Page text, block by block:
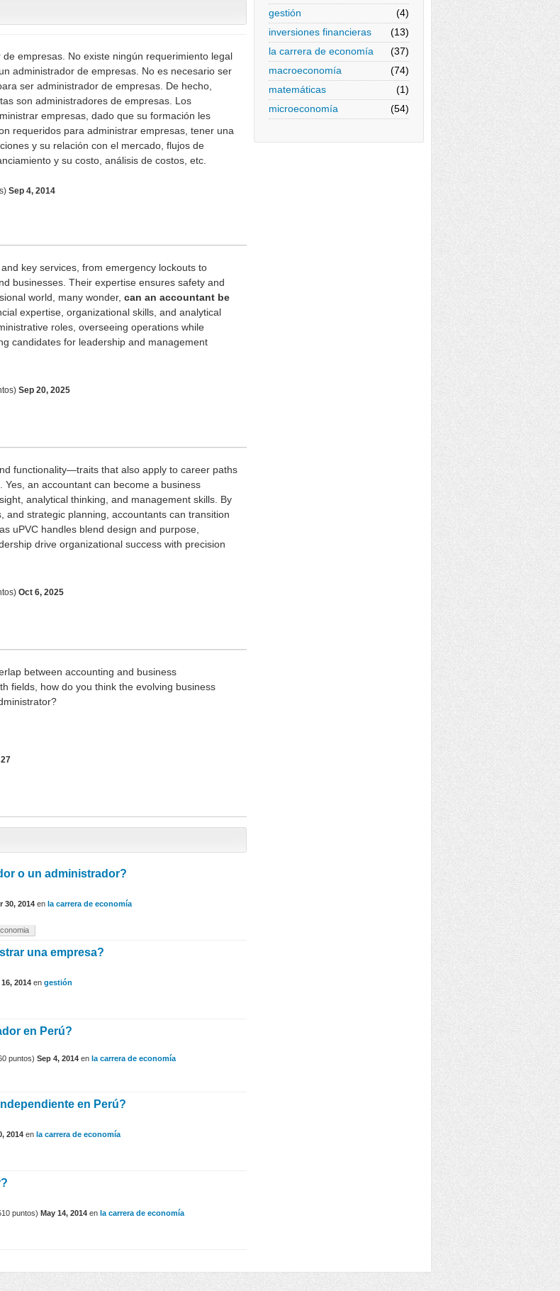
gestión
(4)
inversiones financieras
(13)
la carrera de economía
(37)
macroeconomía
(74)
matemáticas
(1)
microeconomía
(54)
empresas. No existe ningún requerimiento legal
administrador de empresas. No es necesario ser
ser administrador de empresas. De hecho,
son administradores de empresas. Los
empresas, dado que su formación les
requeridos para administrar empresas, tener una
y su relación con el mercado, flujos de
y su costo, análisis de costos, etc.
Sep 4, 2014
key services, from emergency lockouts to
businesses. Their expertise ensures safety and
world, many wonder, can an accountant be
expertise, organizational skills, and analytical
roles, overseeing operations while
candidates for leadership and management
Sep 20, 2025
functionality—traits that also apply to career paths
an accountant can become a business
analytical thinking, and management skills. By
and strategic planning, accountants can transition
uPVC handles blend design and purpose,
drive organizational success with precision
Oct 6, 2025
between accounting and business
fields, how do you think the evolving business
o un administrador?
30, 2014 en la carrera de economía
una empresa?
2014 en gestión
en Perú?
puntos) Sep 4, 2014 en la carrera de economía
en Perú?
2014 en la carrera de economía
puntos) May 14, 2014 en la carrera de economía